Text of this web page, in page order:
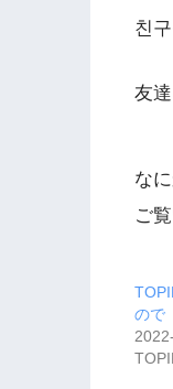
친
友
な
ご
ので